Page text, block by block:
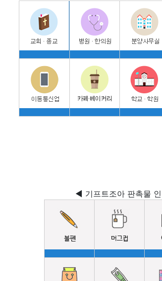
◀ 기프트조아 판촉물